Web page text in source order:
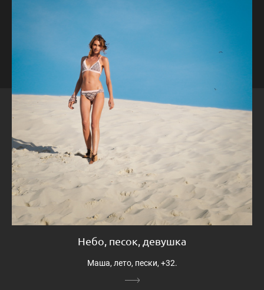
Небо, песок, девушка
Маша, лето, пески, +32.